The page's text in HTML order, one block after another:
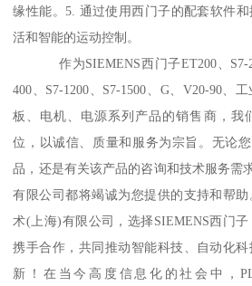
缘性能。5. 通过使用西门子的配套软件
活和智能的运动控制。
作为SIEMENS西门子ET200、S7-
400、S7-1200、S7-1500、G、V20-90、
板、电机、电源系列产品的销售商，我
位，以诚信、质量和服务为宗旨。无论
品，还是有关该产品的咨询和技术服务需
有限公司都将竭诚为您提供的支持和帮
术(上海)有限公司，选择SIEMENS西门
携手合作，共同推动智能科技、自动化
新！在当今高度信息化的社会中，